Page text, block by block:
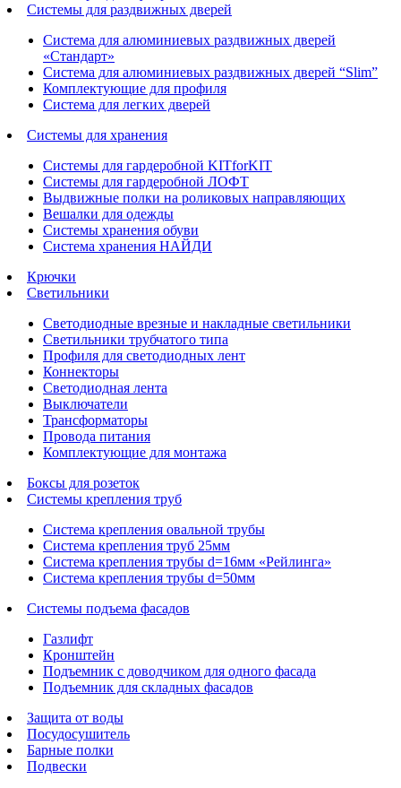
Системы для раздвижных дверей
Система для алюминиевых раздвижных дверей
«Стандарт»
Система для алюминиевых раздвижных дверей “Slim”
Комплектующие для профиля
Система для легких дверей
Системы для хранения
Системы для гардеробной KITforKIT
Системы для гардеробной ЛОФТ
Выдвижные полки на роликовых направляющих
Вешалки для одежды
Системы хранения обуви
Система хранения НАЙДИ
Крючки
Светильники
Светодиодные врезные и накладные светильники
Светильники трубчатого типа
Профиля для светодиодных лент
Коннекторы
Светодиодная лента
Выключатели
Трансформаторы
Провода питания
Комплектующие для монтажа
Боксы для розеток
Системы крепления труб
Система крепления овальной трубы
Система крепления труб 25мм
Система крепления трубы d=16мм «Рейлинга»
Система крепления трубы d=50мм
Системы подъема фасадов
Газлифт
Кронштейн
Подъемник с доводчиком для одного фасада
Подъемник для складных фасадов
Защита от воды
Посудосушитель
Барные полки
Подвески